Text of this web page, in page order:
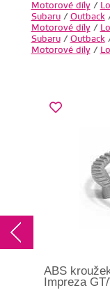
Motorové díly/
Subaru/ Outback
Motorové díly/
Subaru/ Outback
Motorové díly/
ABS
Impreza